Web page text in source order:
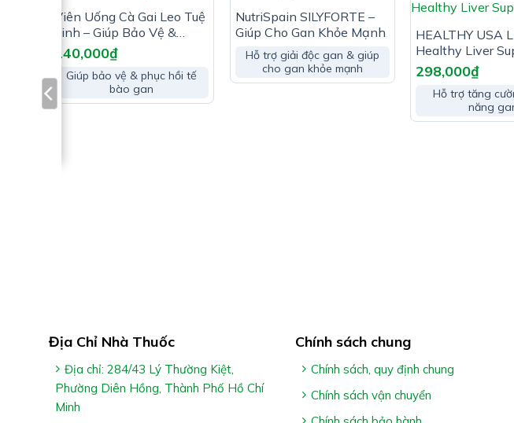
Công Dụng Bột sủi Hepacool:
Hỗ trợ thanh nhiệt, giải độc
Hỗ trợ giảm các triệu chứng nóng trong người, lở miệng, nhiệt miệng
Viên Uống Cà Gai Leo Tuệ
Linh – Giúp Bảo Vệ &
Phục Hồi Tế Bào Gan
140,000₫
Giúp bảo vệ & phục hồi tế
bào gan
NutriSpain SILYFORTE –
Giúp Cho Gan Khỏe Mạnh
Hỗ trợ giải độc gan & giúp
cho gan khỏe mạnh
HEALTHY USA
Healthy Liver
Thảo Mộc Bảo
298,000₫
Hỗ trợ tăng
năng
Địa Chỉ Nhà Thuốc
Địa chỉ: 284/43 Lý Thường Kiệt,
Phường Diên Hồng, Thành Phố Hồ Chí
Minh
Chính sách chung
Chính sách, quy định chung
Chính sách vận chuyển